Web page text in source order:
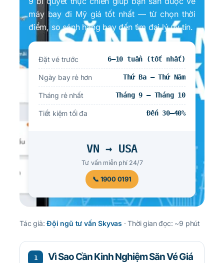
máy bay đi Mỹ giá tốt nhất — từ chọn thời
điểm, so sánh hãng bay đến tìm đại lý uy tín.
Đặt vé trước 6–10 tuần (tốt nhất)
Ngày bay rẻ hơn Thứ Ba – Thứ Năm
Tháng rẻ nhất Tháng 9 – Tháng 10
Tiết kiệm tối đa Đến 30–40%
VN → USA
Tư vấn miễn phí 24/7
📞 1900 0191
Tác giả:Đội ngũ tư vấn Skyvas · Thời gian đọc: ~9 phút
1
Vì Sao Cần Kinh Nghiệm Săn Vé Giá